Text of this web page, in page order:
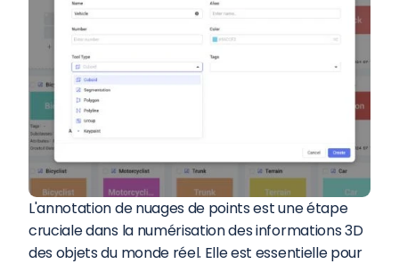
L'annotation de nuages de points est une étape
cruciale dans la numérisation des informations 3D
des objets du monde réel. Elle est essentielle pour